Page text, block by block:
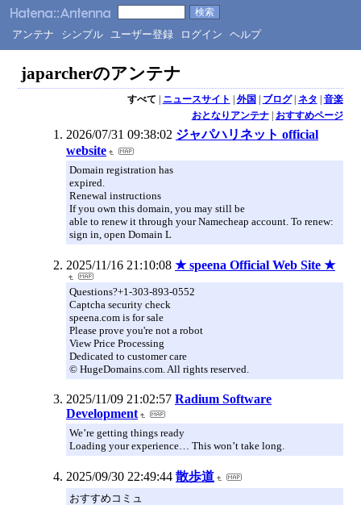
アンテナ シンプル ユーザー登録 ログイン ヘルプ
japarcherのアンテナ
すべて | ニュースサイト | 外国 | ブログ| ネタ | 音楽
おとなりアンテナ| おすすめページ
2026/07/31 09:38:02 ジャパハリネット official
website
Domain registration has
expired.
Renewal instructions
If you own this domain, you may still be
able to renew it through your Namecheap account. To renew:
sign in, open Domain L
2025/11/16 21:10:08 ★ speena Official Web Site ★
Questions?+1-303-893-0552
Captcha security check
speena.com is for sale
Please prove you're not a robot
View Price Processing
Dedicated to customer care
© HugeDomains.com. All rights reserved.
2025/11/09 21:02:57 Radium Software
Development
We’re getting things ready
Loading your experience… This won’t take long.
2025/09/30 22:49:44 散歩道
おすすめコミュ